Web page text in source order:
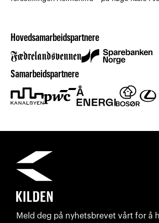
Hovedsamarbeidspartnere
Samarbeidspartnere
Meld deg på nyhetsbrevet vårt for å